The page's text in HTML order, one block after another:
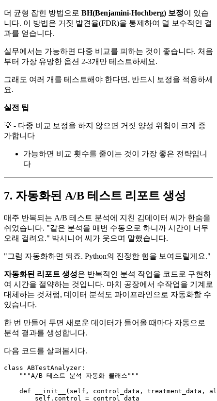
더 균형 잡힌 방법으로 BH(Benjamini-Hochberg) 보정이 있습
니다. 이 방법은 거짓 발견율(FDR)을 통제하여 덜 보수적인 결
과를 얻습니다.
실무에서는 가능하면 다중 비교를 피하는 것이 좋습니다. 처음
부터 가장 유망한 옵션 2-3개만 테스트하세요.
그래도 여러 개를 테스트해야 한다면, 반드시 보정을 적용하세
요.
실전 팁
💡 - 다중 비교 보정을 하지 않으면 거짓 양성 위험이 크게 증
가합니다
가능하면 비교 횟수를 줄이는 것이 가장 좋은 전략입니
다
7. 자동화된 A/B 테스트 리포트 생성
매주 반복되는 A/B 테스트 분석에 지친 김데이터 씨가 한숨을
쉬었습니다. "같은 분석을 매번 수동으로 하니까 시간이 너무
오래 걸려요." 박시니어 씨가 웃으며 말했습니다.
"그럼 자동화하면 되죠. Python의 진정한 힘을 보여드릴게요."
자동화된 리포트 생성은 반복적인 분석 작업을 코드로 구현하
여 시간을 절약하는 것입니다. 마치 공장에서 수작업을 기계로
대체하는 것처럼, 데이터 분석도 파이프라인으로 자동화할 수
있습니다.
한 번 만들어 두면 새로운 데이터가 들어올 때마다 자동으로
분석 결과를 생성합니다.
다음 코드를 살펴봅시다.
class ABTestAnalyzer :
"""A/B 테스트 분석 자동화 클래스"""
def __init__ ( self, control_data, treatment_data,
self .control = control_data